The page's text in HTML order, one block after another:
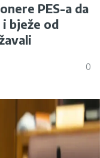
PES-a da
bježe od
0